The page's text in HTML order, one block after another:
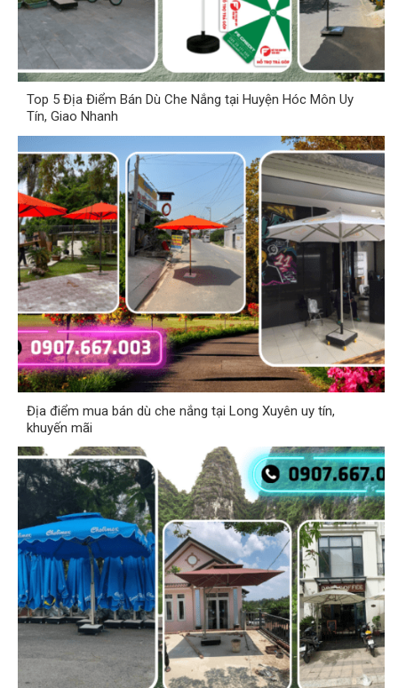
Top 5 Địa Điểm Bán Dù Che Nắng tại Huyện Hóc Môn Uy
Tín, Giao Nhanh
Địa điểm mua bán dù che nắng tại Long Xuyên uy tín,
khuyến mãi